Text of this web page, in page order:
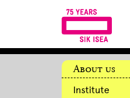
About us
Institute